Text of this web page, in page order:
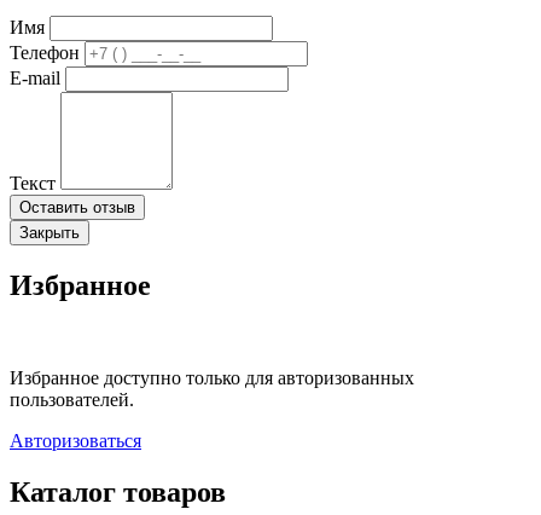
Имя
Телефон
E-mail
Текст
Оставить отзыв
Закрыть
Избранное
Избранное доступно только для авторизованных
пользователей.
Авторизоваться
Каталог товаров